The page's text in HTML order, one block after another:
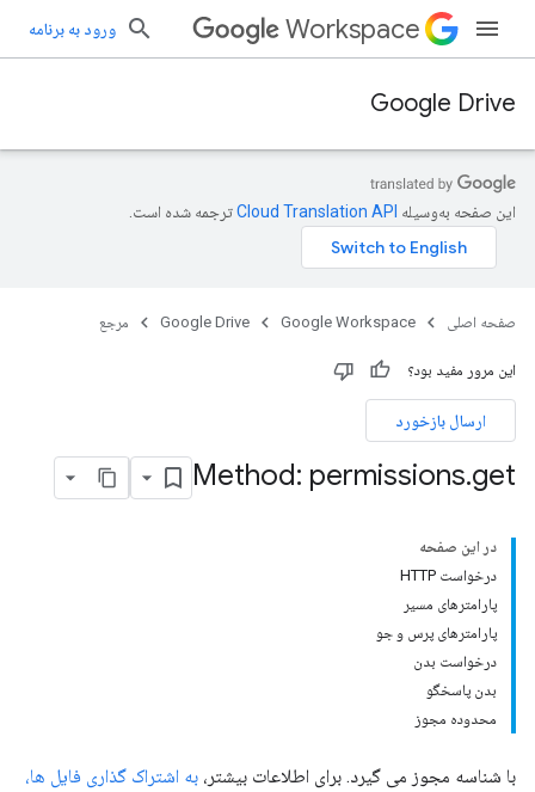
Workspace ورود به برنامه
Google Drive
این صفحه به‌وسیله ترجمه شده است.
صفحه اصلی Google Workspace
Google Drive مرجع
این مرور مفید بود؟
ارسال بازخورد
Method: permissions.get
در این صفحه
درخواست HTTP
پارامترهای مسیر
پارامترهای پرس و جو
درخواست بدن
بدن پاسخگو
محدوده مجوز
با شناسه مجوز می گیرد. برای اطلاعات بیشتر، به اشتراک گذاری فایل ها،